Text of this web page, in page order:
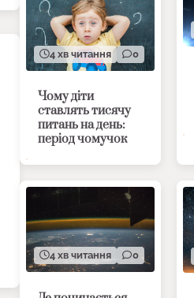
4 хв читання 0
Чому діти
ставлять тисячу
питань на день:
період чомучок
4 хв читання 0